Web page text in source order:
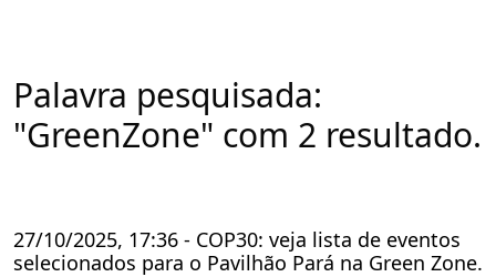
Palavra pesquisada:
"GreenZone" com 2 resultado.
27/10/2025, 17:36 - COP30: veja lista de eventos
selecionados para o Pavilhão Pará na Green Zone.